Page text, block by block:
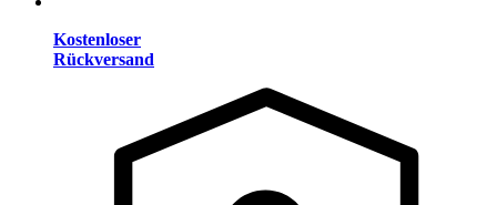
Kostenloser
Rückversand